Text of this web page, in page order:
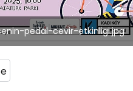
pedal-cevir-etkinligi.jpg